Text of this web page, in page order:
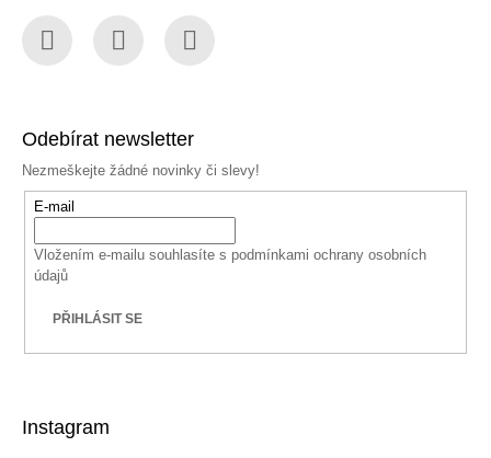
Odebírat newsletter
Nezmeškejte žádné novinky či slevy!
E-mail
Vložením e-mailu souhlasíte s podmínkami ochrany osobních
údajů
PŘIHLÁSIT SE
Instagram